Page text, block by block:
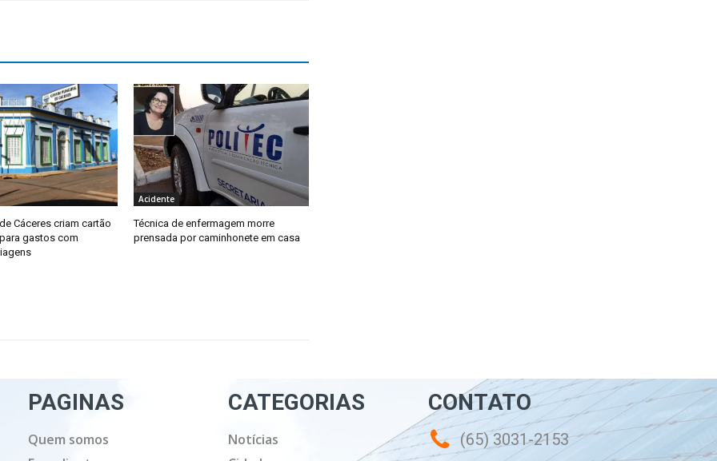
Cáceres criam cartão
gastos com
Acidente
Técnica de enfermagem morre
prensada por caminhonete em casa
PAGINAS
Quem somos
CATEGORIAS
Notícias
CONTATO
(65) 3031-2153